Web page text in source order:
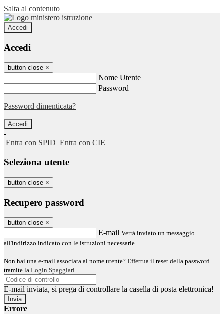
Salta al contenuto
Accedi
Accedi
button close ×
Nome Utente
Password
Password dimenticata?
-
Entra con SPID Entra con CIE
Seleziona utente
button close ×
Recupero password
button close ×
E-mail Verrà inviato un messaggio
all'indirizzo indicato con le istruzioni necessarie.
Non hai una e-mail associata al nome utente? Effettua il reset della password
tramite la Login Spaggiari
E-mail inviata, si prega di controllare la casella di posta elettronica!
Errore